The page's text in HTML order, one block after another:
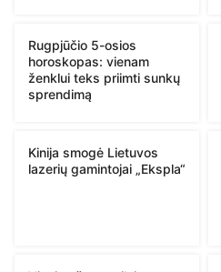
Rugpjūčio 5-osios
horoskopas: vienam
ženklui teks priimti sunkų
sprendimą
Kinija smogė Lietuvos
lazerių gamintojai „Ekspla“